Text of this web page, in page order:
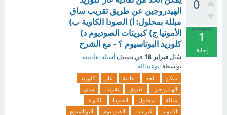
0
تصويتات
1
إجابة
الهيدروجين عن طريق تقريب ساق
مبللة بمحلول: أ) الصودا الكاوية ب)
الأمونيا ج) كبريتات الصوديوم د)
كلوريد البوتاسيوم ؟ - مع الشرح
سُئل فبراير 18 في تصنيف أسئلة تعليمية
بواسطة ابوعبدالله
يمكن الحد نفاذية غاز
كلوريد
الهيدروجين
طريق تقريب
ساق
مبللة
بمحلول الصودا
الكاوية
الأمونيا
كبريتات الصوديوم البوتاسيوم